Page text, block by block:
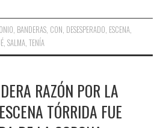
, BANDERAS, CON, DESESPERADO, ESCENA,
,SALMA,TENÍA
RAZÓN POR LA
TÓRRIDA FUE